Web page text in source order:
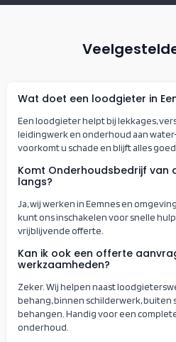
Wat doet een loodgieter in
Een loodgieter helpt bij lekkages,
leidingwerk en onderhoud aan
voorkomt u schade en blijft alles
Komt Onderhoudsbedrijf van
langs?
Ja, wij werken in Eemnes en
kunt ons inschakelen voor snelle
vrijblijvende offerte.
Kan ik ook een offerte
werkzaamheden?
Zeker. Wij helpen naast
behang, binnen schilderwerk, buiten
behangen. Handig voor een
onderhoud.